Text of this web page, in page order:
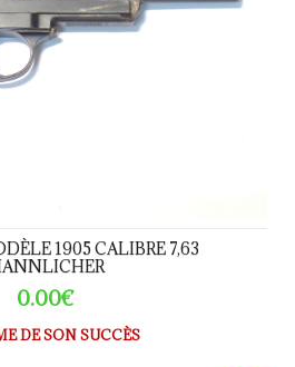
1905 CALIBRE 7,63
0.00€
DE SON SUCCÈS